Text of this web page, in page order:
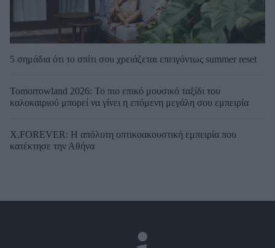
5 σημάδια ότι το σπίτι σου χρειάζεται επειγόντως summer reset
Tomorrowland 2026: Το πιο επικό μουσικό ταξίδι του
καλοκαιριού μπορεί να γίνει η επόμενη μεγάλη σου εμπειρία
X.FOREVER: Η απόλυτη οπτικοακουστική εμπειρία που
κατέκτησε την Αθήνα